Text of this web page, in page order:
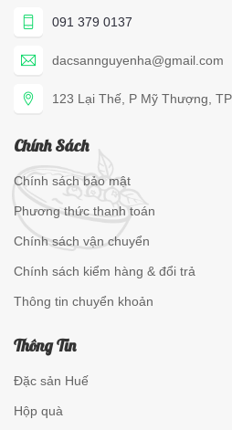
091 379 0137
dacsannguyenha@gmail.com
123 Lại Thế, P Mỹ Thượng,
Chính Sách
Chính sách bảo mật
Phương thức thanh toán
Chính sách vận chuyển
Chính sách kiểm hàng & đổi trả
Thông tin chuyển khoản
Thông Tin
Đặc sản Huế
Hộp quà